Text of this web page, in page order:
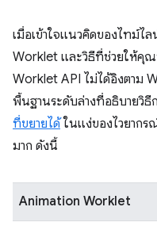
เมื่อเข้าใจแนวคิดของไทม์ไ
Worklet และวิธีที่ช่วยให้คุ
Worklet API ไม่ได้อิงตาม
พื้นฐานระดับล่างที่อธิบายวิธี
ที่ขยายได้ในแง่ของไวยากร
มาก ดังนี้
Animation Worklet